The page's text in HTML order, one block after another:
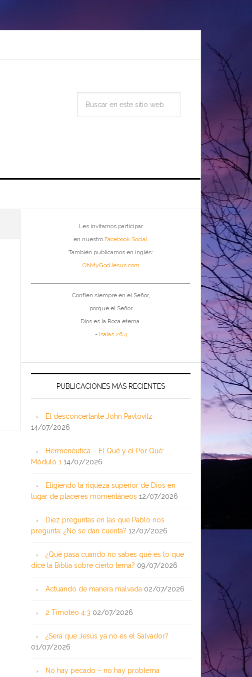
Les invitamos participar
en nuestro Facebook Social.
También publicamos en inglés:
OhMyGodJesus.com
Confíen siempre en el Señor,
porque el Señor
Dios es la Roca eterna.
- Isaías 26:4
PUBLICACIONES MÁS RECIENTES
El desconcertante John Pavlovitz
14/07/2026
Hermenéutica – El Qué y el Por Qué:
Módulo 1 14/07/2026
Eligiendo la riqueza superior de Dios en
lugar de placeres momentáneos 12/07/2026
Diez preguntas en las que Pablo nos
pregunta: ¿No se dan cuenta? 12/07/2026
¿Qué pasa cuando no sabes qué es lo que
dice la Biblia sobre cierto tema? 09/07/2026
Actuando de manera malvada 02/07/2026
2 Timoteo 4:3 02/07/2026
¿Será que Jesús ya no es el Salvador?
01/07/2026
No hay pecado – no hay problema